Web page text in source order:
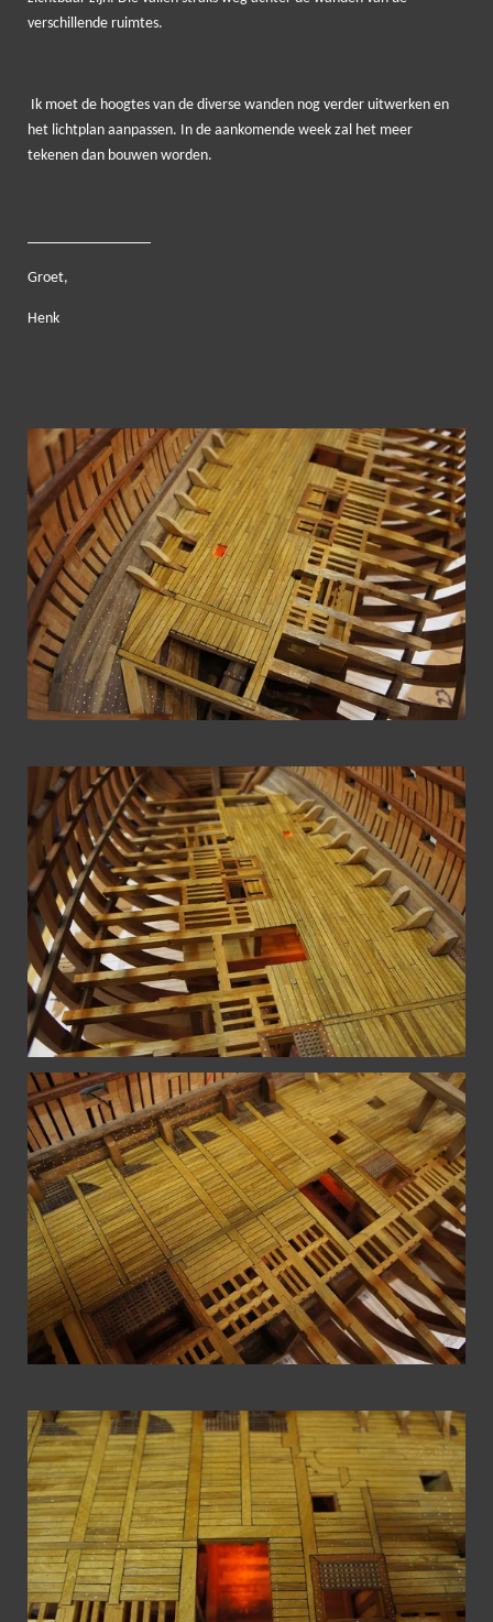
verschillende ruimtes.
Ik moet de hoogtes van de diverse wanden nog verder uitwerken en
het lichtplan aanpassen. In de aankomende week zal het meer
tekenen dan bouwen worden.
Groet,
Henk